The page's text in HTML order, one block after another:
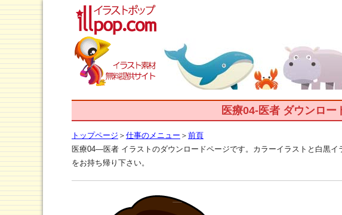
医療04-医者 ダウンロー
トップページ ＞ 仕事のメニュー ＞ 前頁
医療04―医者 イラストのダウンロードページです。カラーイラストと白黒
をお持ち帰り下さい。